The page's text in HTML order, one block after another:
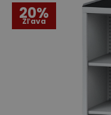
20%
Zľava